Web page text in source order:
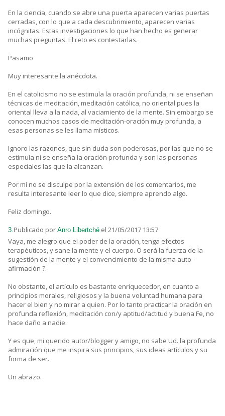
En la ciencia, cuando se abre una puerta aparecen varias puertas
cerradas, con lo que a cada descubrimiento, aparecen varias
incógnitas. Estas investigaciones lo que han hecho es generar
muchas preguntas. El reto es contestarlas.
Pasamo
Muy interesante la anécdota.
En el catolicismo no se estimula la oración profunda, ni se enseñan
técnicas de meditación, meditación católica, no oriental pues la
oriental lleva a la nada, al vaciamiento de la mente. Sin embargo se
conocen muchos casos de meditación-oración muy profunda, a
esas personas se les llama místicos.
Ignoro las razones, que sin duda son poderosas, por las que no se
estimula ni se enseña la oración profunda y son las personas
especiales las que la alcanzan.
Por mí no se disculpe por la extensión de los comentarios, me
resulta interesante leer lo que dice, siempre aprendo algo.
Feliz domingo.
3.Publicado por Anro Libertché el 21/05/2017 13:57
Vaya, me alegro que el poder de la oración, tenga efectos
terapéuticos, y sane la mente y el cuerpo. O será la fuerza de la
sugestión de la mente y el convencimiento de la misma auto-
afirmación ?.
No obstante, el artículo es bastante enriquecedor, en cuanto a
principios morales, religiosos y la buena voluntad humana para
hacer el bien y no mirar a quien. Por lo tanto practicar la oración en
profunda reflexión, meditación con/y aptitud/actitud y buena Fe, no
hace daño a nadie.
Y es que, mi querido autor/blogger y amigo, no sabe Ud. la profunda
admiración que me inspira sus principios, sus ideas artículos y su
forma de ser.
Un abrazo.